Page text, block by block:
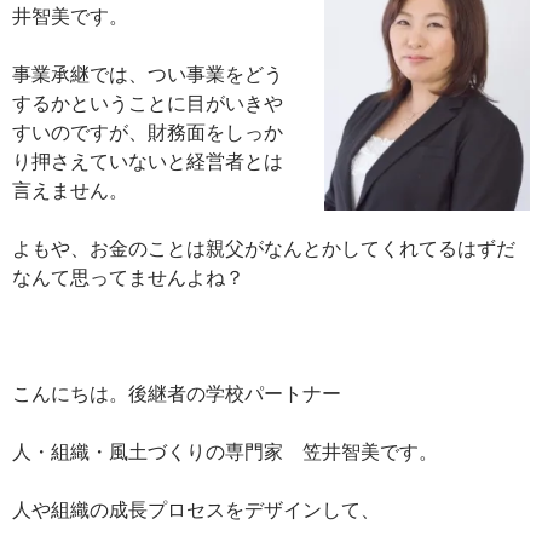
井智美です。
事業承継では、つい事業をどう
するかということに目がいきや
すいのですが、財務面をしっか
り押さえていないと経営者とは
言えません。
よもや、お金のことは親父がなんとかしてくれてるはずだ
なんて思ってませんよね？
こんにちは。後継者の学校パートナー
人・組織・風土づくりの専門家 笠井智美です。
人や組織の成長プロセスをデザインして、